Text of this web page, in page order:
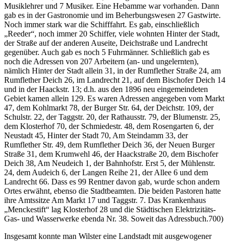
Musiklehrer und 7 Musiker. Eine Hebamme war vorhanden. Dann
gab es in der Gastronomie und im Beherbungswesen 27 Gastwirte.
Noch immer stark war die Schifffahrt. Es gab, einschließlich
„Reeder“, noch immer 20 Schiffer, viele wohnten Hinter der Stadt,
der Straße auf der anderen Auseite, Deichstraße und Landrecht
gegenüber. Auch gab es noch 5 Fuhrmänner. Schließlich gab es
noch die Adressen von 207 Arbeitern (an- und ungelernten),
nämlich Hinter der Stadt allein 31, in der Rumflether Straße 24, am
Rumflether Deich 26, im Landrecht 21, auf dem Bischofer Deich 14
und in der Haackstr. 13; d.h. aus den 1896 neu eingemeindeten
Gebiet kamen allein 129. Es waren Adressen angegeben vom Markt
47, dem Kohlmarkt 78, der Burger Str. 64, der Deichstr. 109, der
Schulstr. 22, der Taggstr. 20, der Rathausstr. 79, der Blumenstr. 25,
dem Klosterhof 70, der Schmiedestr. 48, dem Rosengarten 6, der
Neustadt 45, Hinter der Stadt 70, Am Steindamm 33, der
Rumflether Str. 49, dem Rumflether Deich 36, der Neuen Burger
Straße 31, dem Krumwehl 46, der Haackstraße 20, dem Bischofer
Deich 38, Am Neudeich 1, der Bahnhofstr. Erst 5, der Mühlenstr.
24, dem Audeich 6, der Langen Reihe 21, der Allee 6 und dem
Landrecht 66. Dass es 99 Rentner davon gab, wurde schon andern
Ortes erwähnt, ebenso die Stadtbeamten. Die beiden Pastoren hatte
ihre Amtssitze Am Markt 17 und Taggstr. 7. Das Krankenhaus
„Menckestift“ lag Klosterhof 28 und die Städtischen Elektrizitäts-
Gas- und Wasserwerke ebenda Nr. 38. Soweit das Adressbuch.700)
Insgesamt konnte man Wilster eine Landstadt mit ausgewogener